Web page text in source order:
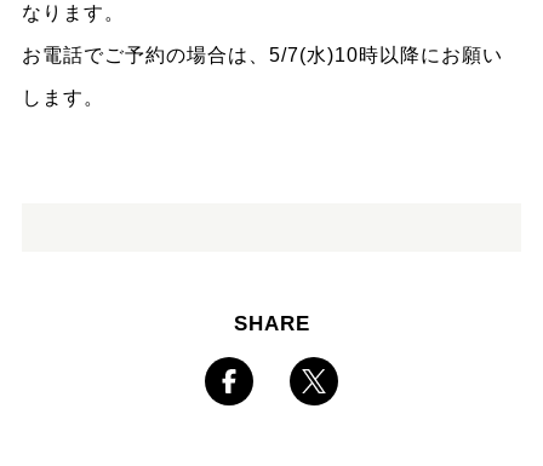
なります。
お電話でご予約の場合は、5/7(水)10時以降にお願い
します。
SHARE